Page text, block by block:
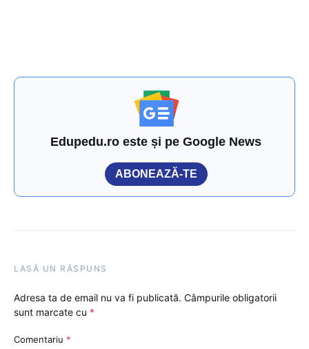
Edupedu.ro este și pe Google News
ABONEAZĂ-TE
LASĂ UN RĂSPUNS
Adresa ta de email nu va fi publicată. Câmpurile obligatorii
sunt marcate cu *
Comentariu *